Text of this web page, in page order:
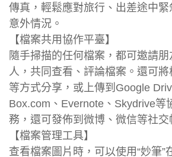
傳真，輕鬆應對旅行、出差途中
意外情況。
【檔案共用協作平臺】
隨手掃描的任何檔案，都可邀請
人，共同查看、評論檔案。還可
等方式分享，或上傳到Google
Box.com、Evernote、Skydrive等
務，還可發佈到微博、微信等社交
【檔案管理工具】
查看檔案圖片時，可以使用“妙筆”